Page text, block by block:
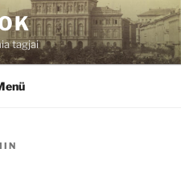
tagjai